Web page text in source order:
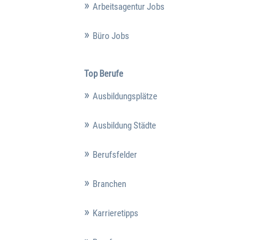
Arbeitsagentur Jobs
Büro Jobs
Top Berufe
Ausbildungsplätze
Ausbildung Städte
Berufsfelder
Branchen
Karrieretipps